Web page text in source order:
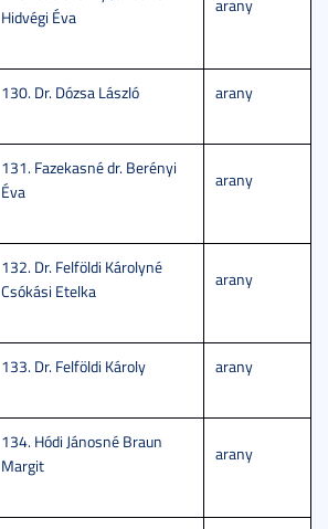
Hidvégi Éva
arany
130. Dr. Dózsa László arany
131. Fazekasné dr. Berényi
Éva
arany
132. Dr. Felföldi Károlyné
Csókási Etelka
arany
133. Dr. Felföldi Károly arany
134. Hódi Jánosné Braun
Margit
arany